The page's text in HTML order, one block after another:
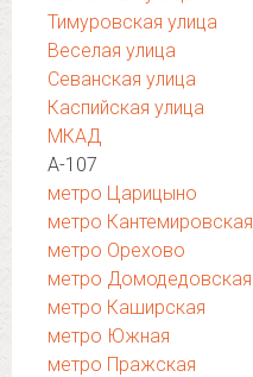
Тимуровская улица
Веселая улица
Севанская улица
Каспийская улица
МКАД
А-107
метро Царицыно
метро Кантемировская
метро Орехово
метро Домодедовская
метро Каширская
метро Южная
метро Пражская